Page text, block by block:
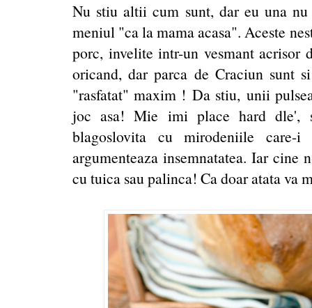
Nu stiu altii cum sunt, dar eu una
meniul "ca la mama acasa". Aceste
porc, invelite intr-un vesmant acrisor
oricand, dar parca de Craciun sunt
"rasfatat" maxim ! Da stiu, unii
joc asa! Mie imi place hard dle',
blagoslovita cu mirodeniile
argumenteaza insemnatatea. Iar cine
cu tuica sau palinca! Ca doar atata va